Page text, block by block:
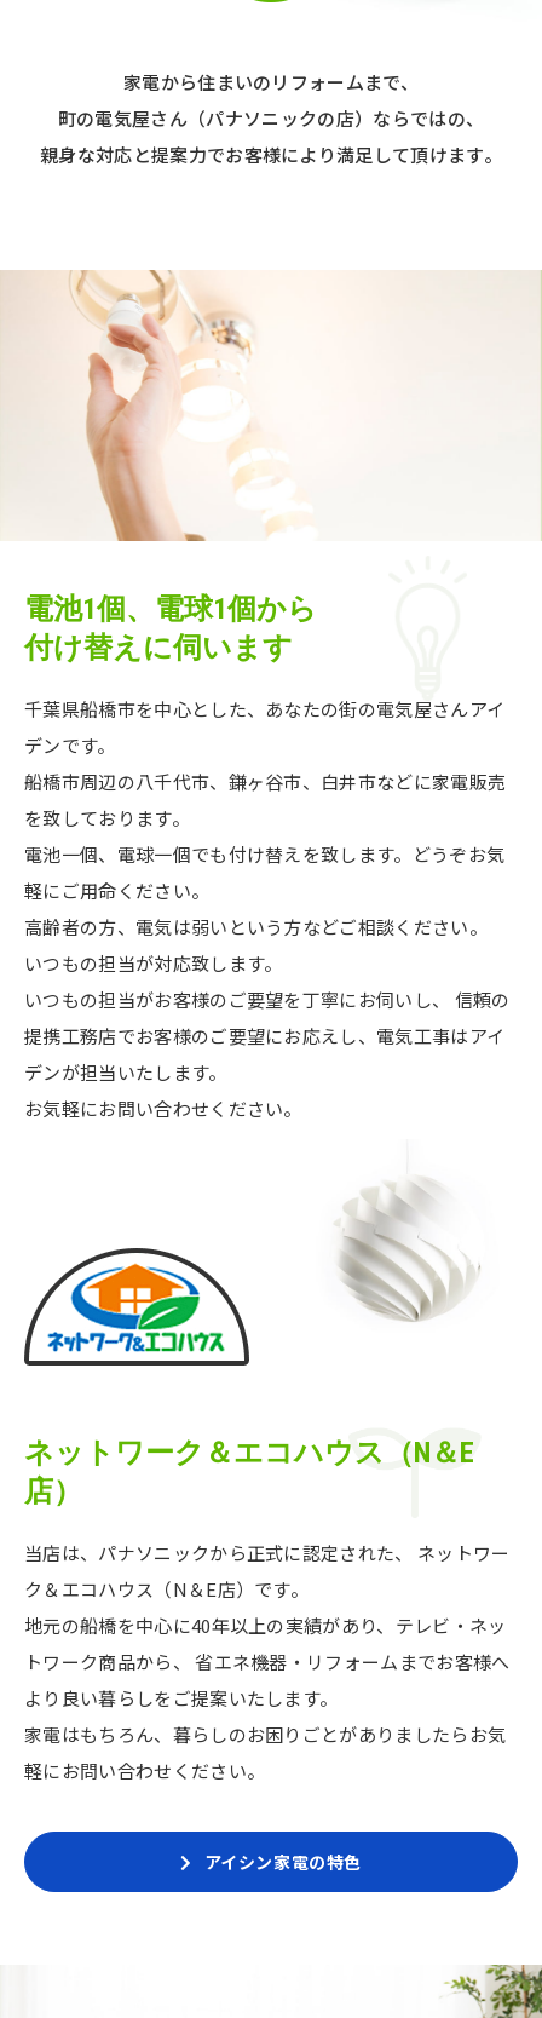
家電から住まいのリフォームまで、
町の電気屋さん（パナソニックの店）ならではの、
親身な対応と提案力でお客様により満足して頂けます。
電池1個、電球1個から
付け替えに伺います
千葉県船橋市を中心とした、あなたの街の電気屋さんアイ
デンです。
船橋市周辺の八千代市、鎌ヶ谷市、白井市などに家電販売
を致しております。
電池一個、電球一個でも付け替えを致します。どうぞお気
軽にご用命ください。
高齢者の方、電気は弱いという方などご相談ください。
いつもの担当が対応致します。
いつもの担当がお客様のご要望を丁寧にお伺いし、
信頼の
提携工務店でお客様のご要望にお応えし、 電気工事はアイ
デンが担当いたします。
お気軽にお問い合わせください。
ネットワーク＆エコハウス（N＆E
店）
当店は、パナソニックから正式に認定された、
ネットワー
ク＆エコハウス（N＆E店）です。
地元の船橋を中心に40年以上の実績があり、テレビ・ネッ
トワーク商品から、
省エネ機器・リフォームまでお客様へ
より良い暮らしをご提案いたします。
家電はもちろん、暮らしのお困りごとがありましたらお気
軽にお問い合わせください。
アイシン家電の特色